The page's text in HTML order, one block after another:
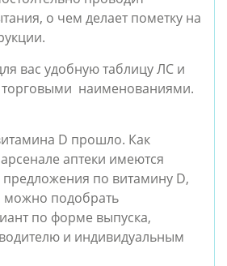
о чем делает пометку на
вас удобную таблицу ЛС и
торговыми наименованиями.
D прошло. Как
аптеки имеются
по витамину D,
можно подобрать
по форме выпуска,
и индивидуальным